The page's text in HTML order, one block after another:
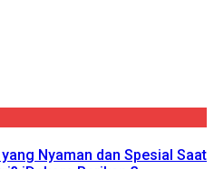
Nyaman dan Spesial Saat